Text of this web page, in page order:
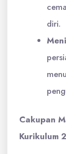
diri.
Cakupan
Kurikulum